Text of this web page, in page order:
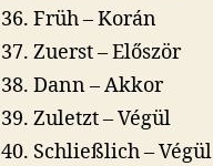
Früh – Korán
Zuerst – Először
Dann – Akkor
Zuletzt – Végül
Schließlich – Végül